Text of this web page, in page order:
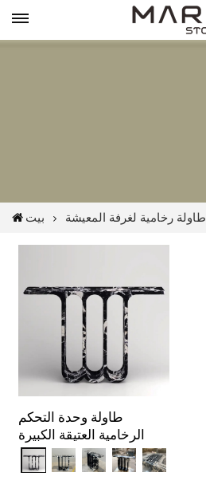
بيت طاولة رخامية لغرفة المعيشة
طاولة وحدة التحكم
الرخامية العتيقة الكبيرة